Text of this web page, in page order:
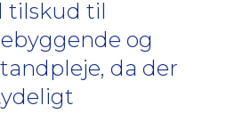
tilskud til
og
da der